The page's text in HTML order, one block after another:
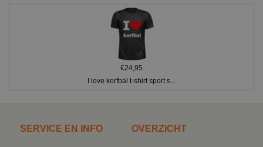
€24,95
I love korfbal t-shirt sport s...
SERVICE EN INFO OVERZICHT